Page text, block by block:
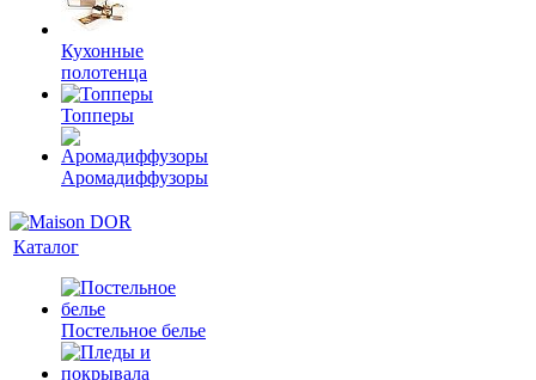
Кухонные
полотенца
Топперы
Аромадиффузоры
Каталог
Постельное белье